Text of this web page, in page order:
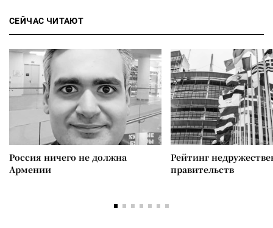
СЕЙЧАС ЧИТАЮТ
Россия ничего не должна
Армении
Рейтинг
правительств